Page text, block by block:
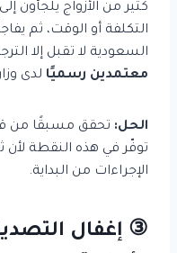
كثير من الأزواج يلجأون
التكلفة أو الوقت، ثم
السعودية لا تقبل إلا
معتمدين رسميًا لدى
الحل: تحقق مسبقًا من
توفّر في هذه النقطة لأن
الإجراءات من البداية.
③ إغفال